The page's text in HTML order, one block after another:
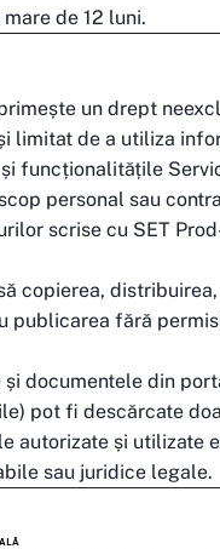
de 12 luni.
un drept
limitat de a utiliza
funcționalitățile
personal sau
scrise cu SET
copierea, distribuirea,
publicarea fără
documentele din
pot fi descărcate
autorizate și utilizate
sau juridice legale.